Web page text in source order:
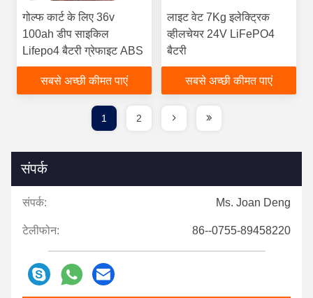
गोल्फ कार्ट के लिए 36v
100ah डीप साइकिल
Lifepo4 बैटरी ग्रेफाइट ABS
सबसे अच्छी कीमत पाएं
लाइट वेट 7Kg इलेक्ट्रिक
व्हीलचेयर 24V LiFePO4
बैटरी
सबसे अच्छी कीमत पाएं
1 2
संपर्क
संपर्क: Ms. Joan Deng
टेलीफोन: 86--0755-89458220